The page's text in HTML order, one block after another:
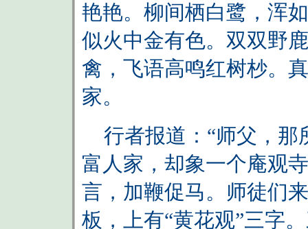
艳艳。柳间栖白鹭，浑
似火中金有色。双双野
禽，飞语高鸣红树杪。
家。
行者报道：“师父，那
富人家，却象一个庵观
言，加鞭促马。师徒们
板，上有“黄花观”三字